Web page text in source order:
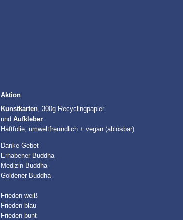
Aktion
Kunstkarten , 300g Recyclingpapier
und Aufkleber
Haftfolie, umweltfreundlich + vegan (ablösbar)
Danke Gebet
Erhabener Buddha
Medizin Buddha
Goldener Buddha
Frieden weiß
Frieden blau
Frieden bunt